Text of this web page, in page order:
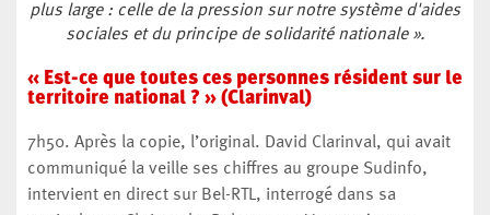
plus large : celle de la pression sur notre système d'aides
sociales et du principe de solidarité nationale ».
« Est-ce que toutes ces personnes résident sur le
territoire national ? » (Clarinval)
7h50. Après la copie, l’original. David Clarinval, qui avait
communiqué la veille ses chiffres au groupe Sudinfo,
intervient en direct sur Bel-RTL, interrogé dans sa